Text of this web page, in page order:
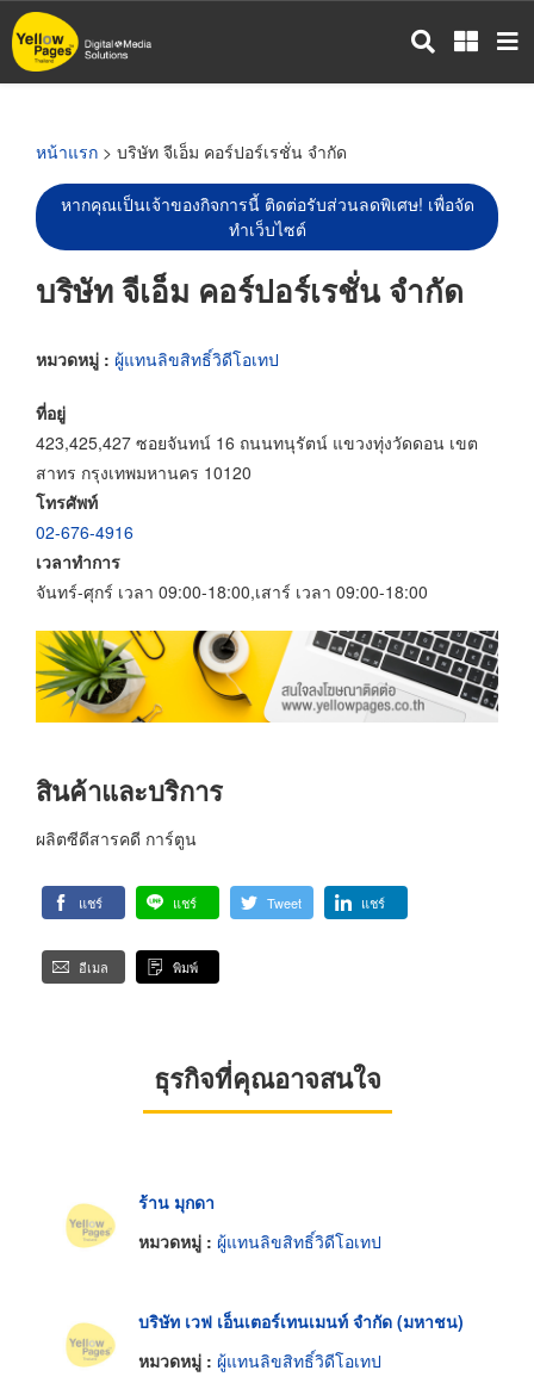
ข้าม
ไป
หน้าแรก > บริษัท จีเอ็ม คอร์ปอร์เรชั่น จำกัด
หากคุณเป็นเจ้าของกิจการนี้ ติดต่อรับส่วนลดพิเศษ! เพื่อจัด
ทำเว็บไซต์
บริษัท จีเอ็ม คอร์ปอร์เรชั่น จำกัด
หมวดหมู่ : ผู้แทนลิขสิทธิ์วิดีโอเทป
ที่อยู่
423,425,427 ซอยจันทน์ 16 ถนนทนุรัตน์ แขวงทุ่งวัดดอน เขต
สาทร กรุงเทพมหานคร 10120
โทรศัพท์
02-676-4916
เวลาทำการ
จันทร์-ศุกร์ เวลา 09:00-18:00,เสาร์ เวลา 09:00-18:00
สินค้าและบริการ
ผลิตซีดีสารคดี การ์ตูน
แชร์ แชร์ Tweet แชร์
อีเมล พิมพ์
ธุรกิจที่คุณอาจสนใจ
ร้าน มุกดา
หมวดหมู่ : ผู้แทนลิขสิทธิ์วิดีโอเทป
บริษัท เวฟ เอ็นเตอร์เทนเมนท์ จำกัด (มหาชน)
หมวดหมู่ : ผู้แทนลิขสิทธิ์วิดีโอเทป